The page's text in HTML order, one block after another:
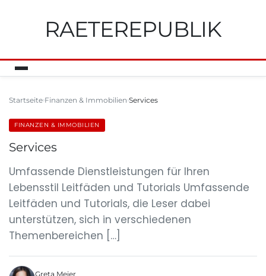
RAETEREPUBLIK
Startseite Finanzen & Immobilien Services
FINANZEN & IMMOBILIEN
Services
Umfassende Dienstleistungen für Ihren
Lebensstil Leitfäden und Tutorials Umfassende
Leitfäden und Tutorials, die Leser dabei
unterstützen, sich in verschiedenen
Themenbereichen […]
Greta Meier